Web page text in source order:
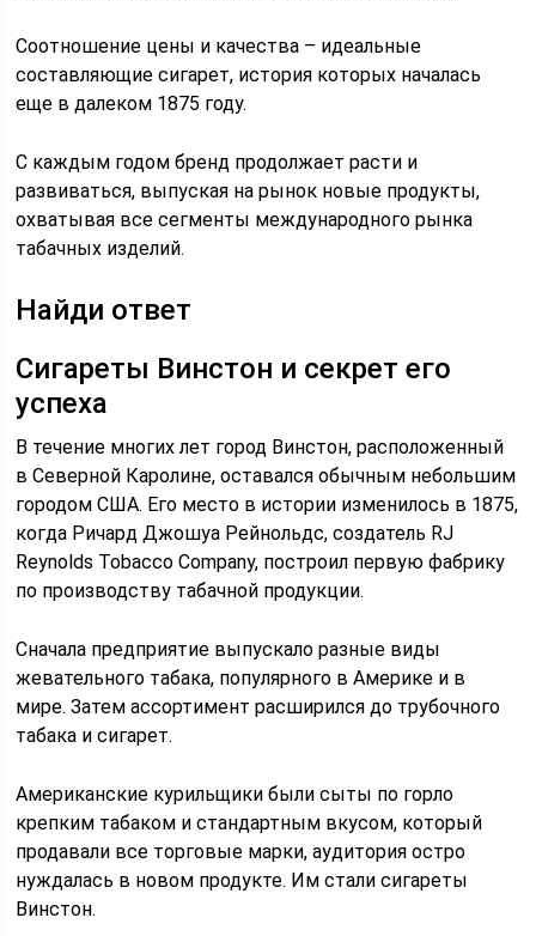
Соотношение цены и качества – идеальные
составляющие сигарет, история которых началась
еще в далеком 1875 году.
С каждым годом бренд продолжает расти и
развиваться, выпуская на рынок новые продукты,
охватывая все сегменты международного рынка
табачных изделий.
Найди ответ
Сигареты Винстон и секрет его
успеха
В течение многих лет город Винстон, расположенный
в Северной Каролине, оставался обычным небольшим
городом США. Его место в истории изменилось в 1875,
когда Ричард Джошуа Рейнольдс, создатель RJ
Reynolds Tobacco Company, построил первую фабрику
по производству табачной продукции.
Сначала предприятие выпускало разные виды
жевательного табака, популярного в Америке и в
мире. Затем ассортимент расширился до трубочного
табака и сигарет.
Американские курильщики были сыты по горло
крепким табаком и стандартным вкусом, который
продавали все торговые марки, аудитория остро
нуждалась в новом продукте. Им стали сигареты
Винстон.